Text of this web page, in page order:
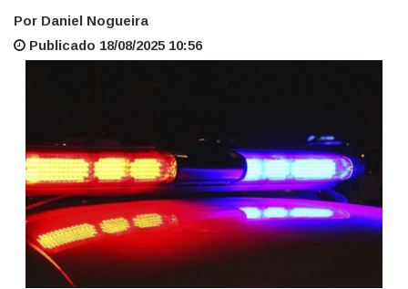
Por Daniel Nogueira
Publicado 18/08/2025 10:56